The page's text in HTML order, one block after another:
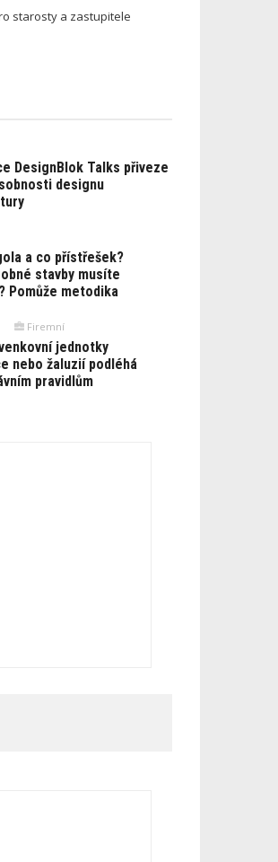
starosty a zastupitele
DesignBlok Talks přiveze
designu
a co přístřešek?
stavby musíte
Pomůže metodika
Firemní
jednotky
nebo žaluzií podléhá
pravidlům